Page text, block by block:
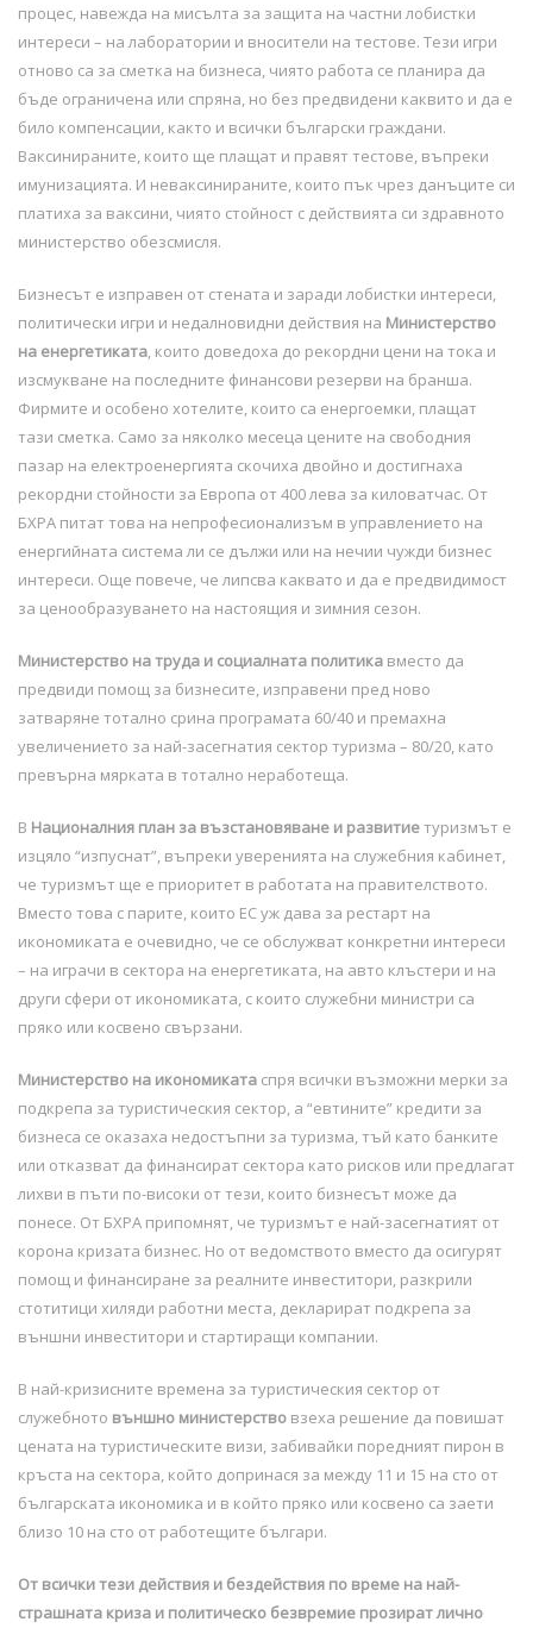
процес, навежда на мисълта за защита на частни лобистки
интереси – на лаборатории и вносители на тестове. Тези игри
отново са за сметка на бизнеса, чиято работа се планира да
бъде ограничена или спряна, но без предвидени каквито и да е
било компенсации, както и всички български граждани.
Ваксинираните, които ще плащат и правят тестове, въпреки
имунизацията. И неваксинираните, които пък чрез данъците си
платиха за ваксини, чиято стойност с действията си здравното
министерство обезсмисля.
Бизнесът е изправен от стената и заради лобистки интереси,
политически игри и недалновидни действия на Министерство
на енергетиката, които доведоха до рекордни цени на тока и
изсмукване на последните финансови резерви на бранша.
Фирмите и особено хотелите, които са енергоемки, плащат
тази сметка. Само за няколко месеца цените на свободния
пазар на електроенергията скочиха двойно и достигнаха
рекордни стойности за Европа от 400 лева за киловатчас. От
БХРА питат това на непрофесионализъм в управлението на
енергийната система ли се дължи или на нечии чужди бизнес
интереси. Още повече, че липсва каквато и да е предвидимост
за ценообразуването на настоящия и зимния сезон.
Министерство на труда и социалната политика вместо да
предвиди помощ за бизнесите, изправени пред ново
затваряне тотално срина програмата 60/40 и премахна
увеличението за най-засегнатия сектор туризма – 80/20, като
превърна мярката в тотално неработеща.
В Националния план за възстановяване и развитиетуризмът е
изцяло “изпуснат”, въпреки уверенията на служебния кабинет,
че туризмът ще е приоритет в работата на правителството.
Вместо това с парите, които ЕС уж дава за рестарт на
икономиката е очевидно, че се обслужват конкретни интереси
– на играчи в сектора на енергетиката, на авто клъстери и на
други сфери от икономиката, с които служебни министри са
пряко или косвено свързани.
Министерство на икономиката спря всички възможни мерки за
подкрепа за туристическия сектор, а “евтините” кредити за
бизнеса се оказаха недостъпни за туризма, тъй като банките
или отказват да финансират сектора като рисков или предлагат
лихви в пъти по-високи от тези, които бизнесът може да
понесе. От БХРА припомнят, че туризмът е най-засегнатият от
корона кризата бизнес. Но от ведомството вместо да осигурят
помощ и финансиране за реалните инвеститори, разкрили
стотитици хиляди работни места, декларират подкрепа за
външни инвеститори и стартиращи компании.
В най-кризисните времена за туристическия сектор от
служебното външно министерство взеха решение да повишат
цената на туристическите визи, забивайки поредният пирон в
кръста на сектора, който допринася за между 11 и 15 на сто от
българската икономика и в който пряко или косвено са заети
близо 10 на сто от работещите българи.
От всички тези действия и бездействия по време на най-
страшната криза и политическо безвремие прозират лично